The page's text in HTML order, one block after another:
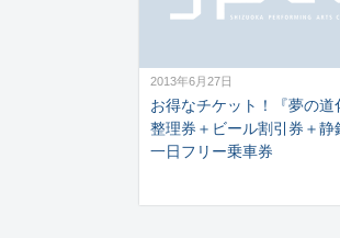
2013年6月27日
お得なチケット！『夢の道
整理券＋ビール割引券＋静
一日フリー乗車券